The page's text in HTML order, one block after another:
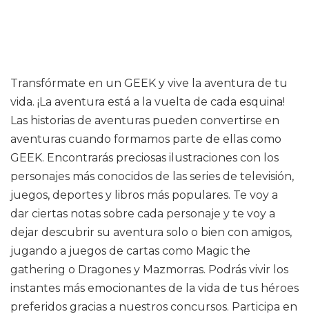
Transfórmate en un GEEK y vive la aventura de tu
vida. ¡La aventura está a la vuelta de cada esquina!
Las historias de aventuras pueden convertirse en
aventuras cuando formamos parte de ellas como
GEEK. Encontrarás preciosas ilustraciones con los
personajes más conocidos de las series de televisión,
juegos, deportes y libros más populares. Te voy a
dar ciertas notas sobre cada personaje y te voy a
dejar descubrir su aventura solo o bien con amigos,
jugando a juegos de cartas como Magic the
gathering o Dragones y Mazmorras. Podrás vivir los
instantes más emocionantes de la vida de tus héroes
preferidos gracias a nuestros concursos. Participa en